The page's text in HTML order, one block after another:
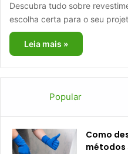
Descubra tudo sobre
escolha certa para o seu
Leia mais »
Popular
Como
métodos